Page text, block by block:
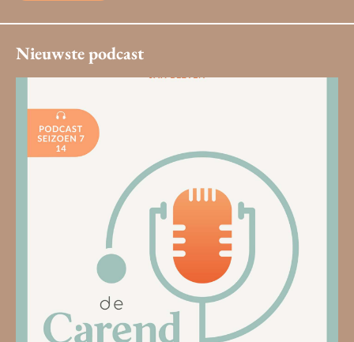
Nieuwste podcast